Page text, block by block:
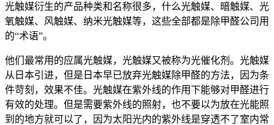
光触媒衍生的产品种类和名称很多，什么光触媒、暗触媒、光
氧触媒、风触媒、纳米光触媒等，这些全部都是除甲醛公司用
的“术语”。
他们最常用的应属光触媒，光触媒又被称为光催化剂。光触媒
从日本引进，但是日本早已放弃光触媒除甲醛的方法，因为条
件苛刻，效果不佳。光触媒在紫外线的作用下能够对甲醛进行
有效的处理。但是需要紫外线的照射，也不要以为放在光能照
到的地方就可以了，因为太阳光内的紫外线是穿透不了室内常